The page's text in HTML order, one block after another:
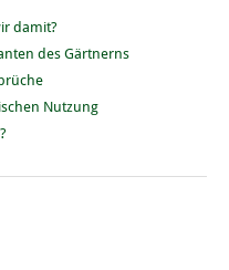
damit?
des Gärtnerns
Nutzung